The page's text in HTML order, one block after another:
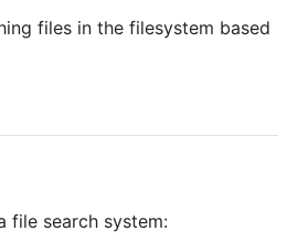
files in the filesystem based
file search system: